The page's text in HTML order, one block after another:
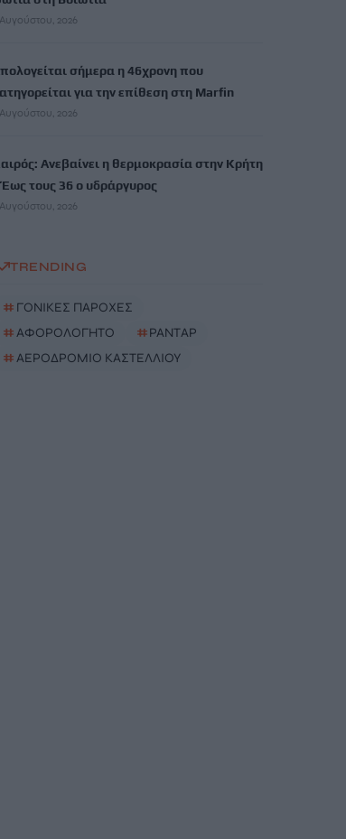
2026
σήμερα η 46χρονη που
για την επίθεση στη Marfin
2026
Ανεβαίνει η θερμοκρασία στην Κρήτη
Έως τους 36 ο υδράργυρος
2026
TRENDING
# ΓΟΝΙΚΕΣ ΠΑΡΟΧΕΣ
#ΑΦΟΡΟΛΟΓΗΤΟ #ΡΑΝΤΑΡ
#ΑΕΡΟΔΡΟΜΙΟ ΚΑΣΤΕΛΛΙΟΥ